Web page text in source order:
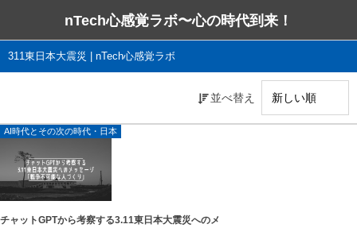
nTech心感覚ラボ〜心の時代到来！
311東日本大震災 | nTech心感覚ラボ
並べ替え
AI時代とその次の時代・日本
チャットGPTから考察する3.11東日本大震災へのメ